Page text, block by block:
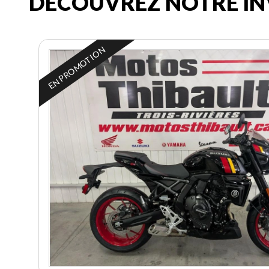
EN PROMOTION